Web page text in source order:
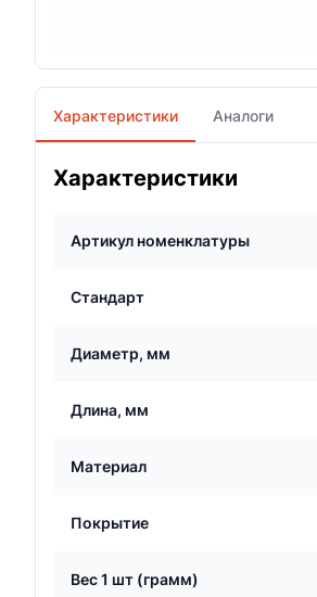
Характеристики Аналоги
Характеристики
Артикул номенклатуры
Стандарт
Диаметр, мм
Длина, мм
Материал
Покрытие
Вес 1 шт (грамм)